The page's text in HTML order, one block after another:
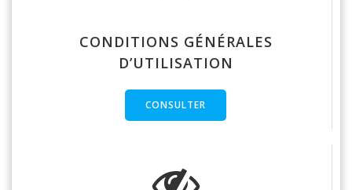
CONDITIONS GÉNÉRALES
D’UTILISATION
CONSULTER